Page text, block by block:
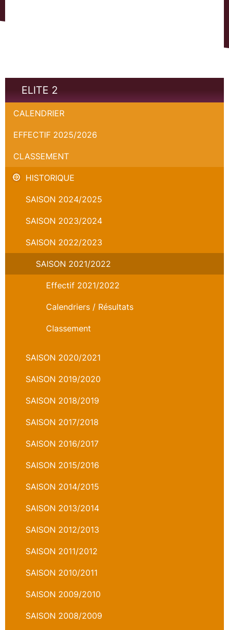
ELITE 2
CALENDRIER
EFFECTIF 2025/2026
CLASSEMENT
HISTORIQUE
SAISON 2024/2025
SAISON 2023/2024
SAISON 2022/2023
SAISON 2021/2022
Effectif 2021/2022
Calendriers / Résultats
Classement
SAISON 2020/2021
SAISON 2019/2020
SAISON 2018/2019
SAISON 2017/2018
SAISON 2016/2017
SAISON 2015/2016
SAISON 2014/2015
SAISON 2013/2014
SAISON 2012/2013
SAISON 2011/2012
SAISON 2010/2011
SAISON 2009/2010
SAISON 2008/2009